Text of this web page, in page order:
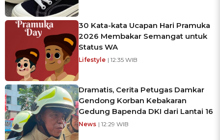
30 Kata-kata Ucapan Hari Pramuka
2026 Membakar Semangat untuk
Status WA
Lifestyle | 12:35 WIB
Dramatis, Cerita Petugas Damkar
Gendong Korban Kebakaran
Gedung Bapenda DKI dari Lantai 16
News | 12:29 WIB